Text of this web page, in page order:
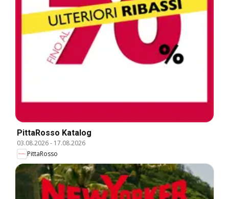
PittaRosso Katalog
03.08.2026- 17.08.2026
PittaRosso